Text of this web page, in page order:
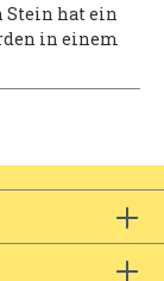
Stein hat ein
in einem